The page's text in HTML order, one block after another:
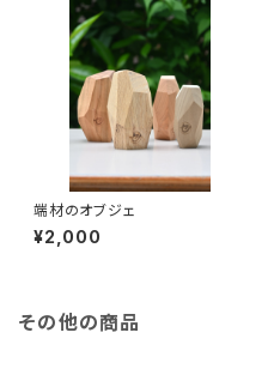
端材のオブジェ
¥2,000
その他の商品